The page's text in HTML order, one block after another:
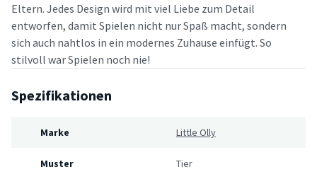
Eltern. Jedes Design wird mit viel Liebe zum Detail
entworfen, damit Spielen nicht nur Spaß macht, sondern
sich auch nahtlos in ein modernes Zuhause einfügt. So
stilvoll war Spielen noch nie!
Spezifikationen
Marke Little Olly
Muster Tier